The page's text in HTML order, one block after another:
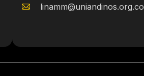
linamm@uniandinos.org.co